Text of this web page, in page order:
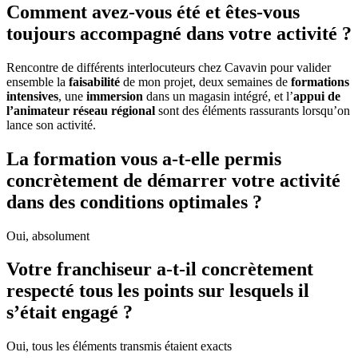
Comment avez-vous été et êtes-vous
toujours accompagné dans votre activité ?
Rencontre de différents interlocuteurs chez Cavavin pour valider
ensemble la faisabilité de mon projet, deux semaines de formations
intensives, une immersion dans un magasin intégré, et l’appui de
l’animateur réseau régional sont des éléments rassurants lorsqu’on
lance son activité.
La formation vous a-t-elle permis
concrètement de démarrer votre activité
dans des conditions optimales ?
Oui, absolument
Votre franchiseur a-t-il concrètement
respecté tous les points sur lesquels il
s’était engagé ?
Oui, tous les éléments transmis étaient exacts